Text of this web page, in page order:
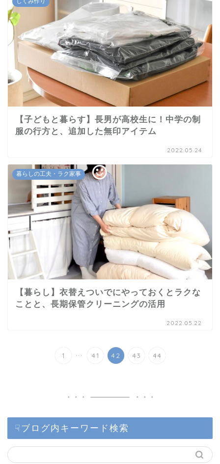
【子どもと暮らす】長男が高校生に！中学の制
服の行方と、追加した無印アイテム
2022.05.24
暮らしの工夫・ラク家事
【暮らし】衣替えついでにやっておくとラクな
ことと、長期保管クリーニングの活用
2022.05.22
1 ... 41 42 43 44
☟ブログ内キーワード検索